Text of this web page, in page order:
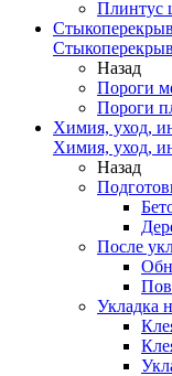
Плинтус
Назад
Пороги
Пороги
Химия, уход,
Химия, уход,
Назад
После
Укладка